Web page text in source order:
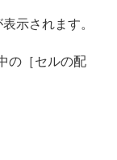
示されます。
の［セルの配